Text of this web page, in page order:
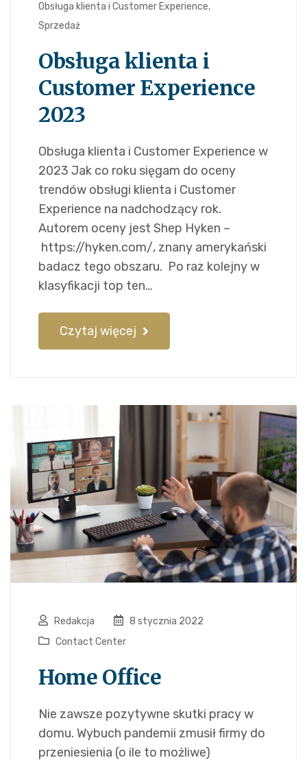
Obsługa klienta i Customer Experience,
Sprzedaż
Obsługa klienta i
Customer Experience
2023
Obsługa klienta i Customer Experience w
2023 Jak co roku sięgam do oceny
trendów obsługi klienta i Customer
Experience na nadchodzący rok.
Autorem oceny jest Shep Hyken –
https://hyken.com/, znany amerykański
badacz tego obszaru. Po raz kolejny w
klasyfikacji top ten…
Czytaj więcej
Redakcja
8 stycznia 2022
Contact Center
Home Office
Nie zawsze pozytywne skutki pracy w
domu. Wybuch pandemii zmusił firmy do
przeniesienia (o ile to możliwe)